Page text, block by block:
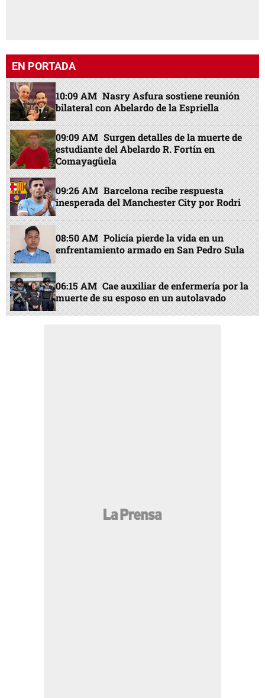
EN PORTADA
10:09 AM Nasry Asfura sostiene reunión
bilateral con Abelardo de la Espriella
09:09 AM Surgen detalles de la muerte de
estudiante del Abelardo R. Fortín en
Comayagüela
09:26 AM Barcelona recibe respuesta
inesperada del Manchester City por Rodri
08:50 AM Policía pierde la vida en un
enfrentamiento armado en San Pedro Sula
06:15 AM Cae auxiliar de enfermería por la
muerte de su esposo en un autolavado